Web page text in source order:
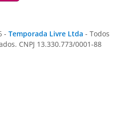
- Temporada Livre Ltda - Todos
CNPJ 13.330.773/0001-88